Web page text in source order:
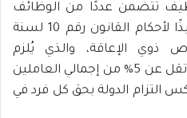
تتضمن عددًا من الوظائف
المخصصة لذوي الهمم، تنفيذًا لأحكام القانون رقم 10 لسنة
ذوي الإعاقة، والذي يُلزم
المنشآت بتخصيص نسبة لا تقل عن 5% من إجمالي العاملين
التزام الدولة بحق كل فرد في